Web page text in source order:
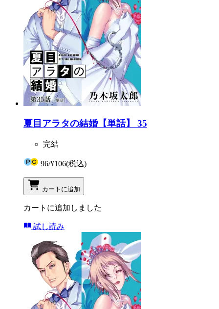
夏目アラタの結婚【単話】 35
完結
96/¥106(税込)
カートに追加
カートに追加しました
試し読み